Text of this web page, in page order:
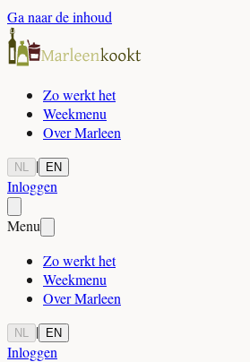
Ga naar de inhoud
Zo werkt het
Weekmenu
Over Marleen
NL | EN
Inloggen
Menu
Zo werkt het
Weekmenu
Over Marleen
NL | EN
Inloggen